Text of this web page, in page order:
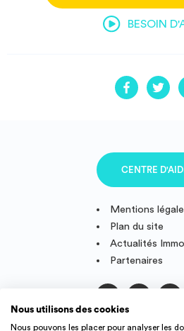
BESOIN
Mentions
Plan du site
Actualités
Partenaires
CENTRE
Suivez-nous
Nous utilisons des cookies
Nous pouvons les placer pour analyser les